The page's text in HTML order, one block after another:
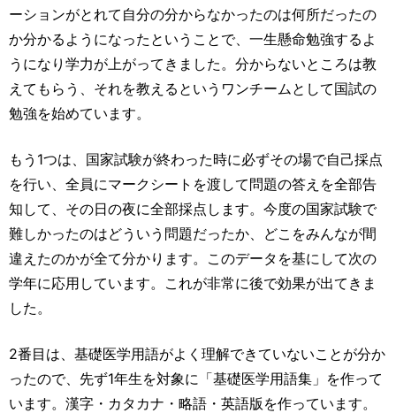
ーションがとれて自分の分からなかったのは何所だったの
か分かるようになったということで、一生懸命勉強するよ
うになり学力が上がってきました。分からないところは教
えてもらう、それを教えるというワンチームとして国試の
勉強を始めています。
もう1つは、国家試験が終わった時に必ずその場で自己採点
を行い、全員にマークシートを渡して問題の答えを全部告
知して、その日の夜に全部採点します。今度の国家試験で
難しかったのはどういう問題だったか、どこをみんなが間
違えたのかが全て分かります。このデータを基にして次の
学年に応用しています。これが非常に後で効果が出てきま
した。
2番目は、基礎医学用語がよく理解できていないことが分か
ったので、先ず1年生を対象に「基礎医学用語集」を作って
います。漢字・カタカナ・略語・英語版を作っています。